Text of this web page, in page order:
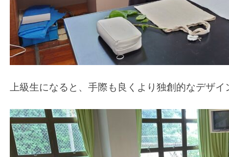
上級生になると、手際も良くより独創的なデザイ